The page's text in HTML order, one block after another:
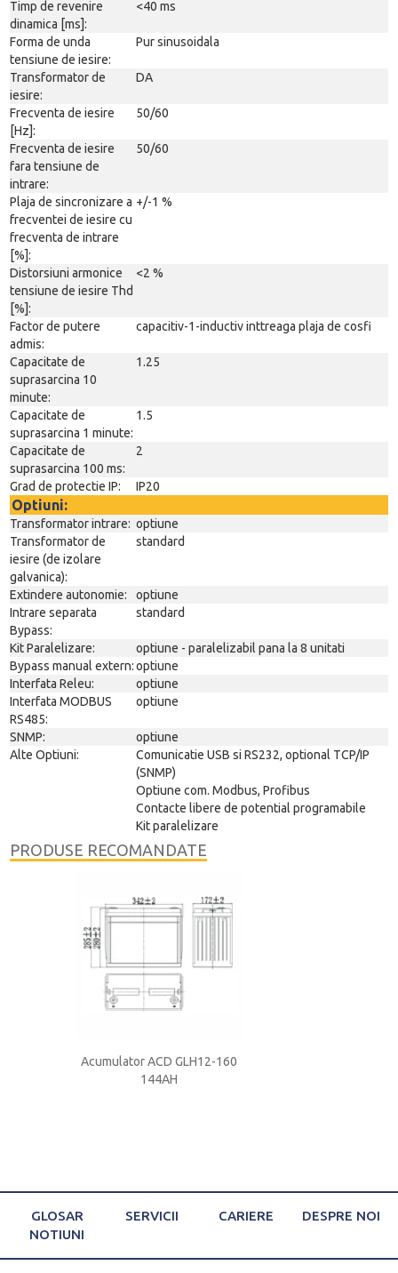
Timp de revenire
dinamica [ms]:
<40 ms
Forma de unda
tensiune de iesire:
Pur sinusoidala
Transformator de
iesire:
DA
Frecventa de iesire
[Hz]:
50/60
Frecventa de iesire
fara tensiune de
intrare:
50/60
Plaja de sincronizare a
frecventei de iesire cu
frecventa de intrare
[%]:
+/-1 %
Distorsiuni armonice
tensiune de iesire Thd
[%]:
<2 %
Factor de putere
admis:
capacitiv-1-inductiv inttreaga plaja de cosfi
Capacitate de
suprasarcina 10
minute:
1.25
Capacitate de
suprasarcina 1 minute:
1.5
Capacitate de
suprasarcina 100 ms:
2
Grad de protectie IP: IP20
Optiuni:
Transformator intrare: optiune
Transformator de
iesire (de izolare
galvanica):
standard
Extindere autonomie:
optiune
Intrare separata
Bypass:
standard
Kit Paralelizare:
optiune - paralelizabil pana la 8 unitati
Bypass manual extern:optiune
Interfata Releu:
optiune
Interfata MODBUS
RS485:
optiune
SNMP:
optiune
Alte Optiuni:
Comunicatie USB si RS232, optional TCP/IP
(SNMP)
Optiune com. Modbus, Profibus
Contacte libere de potential programabile
Kit paralelizare
PRODUSE RECOMANDATE
Acumulator ACD GLH12-160
144AH
GLOSAR
NOTIUNI
SERVICII CARIERE DESPRE NOI